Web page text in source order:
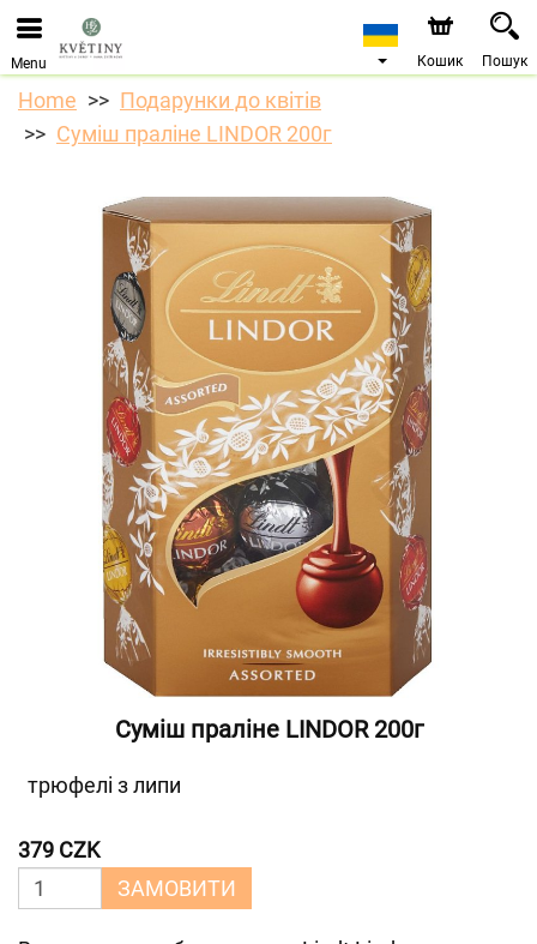
Ми приймаємо замовлення через наш інтернет-
магазин. Найближча можлива дата доставки —
10.08.2026 у зв’язку з відпусткою.
Menu Кошик Пошук
Home
Подарунки до квітів
Суміш праліне LINDOR 200г
Суміш праліне LINDOR 200г
трюфелі з липи
379 CZK
ЗАМОВИТИ